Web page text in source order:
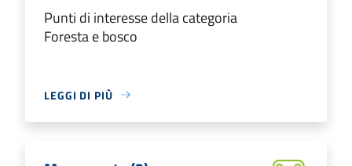
Punti di interesse della categoria
Foresta e bosco
LEGGI DI PIÙ